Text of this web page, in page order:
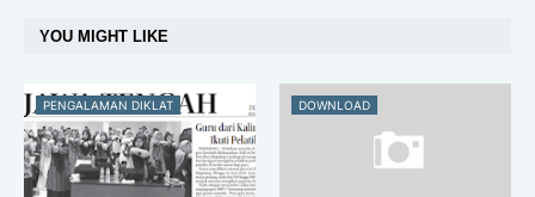
YOU MIGHT LIKE
PENGALAMAN DIKLAT DOWNLOAD